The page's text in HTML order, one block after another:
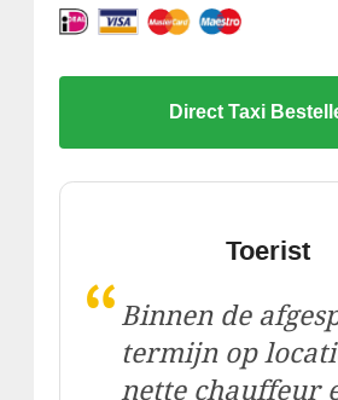
Direct Taxi
Toerist
“ Binnen de
termijn op
nette chauffeur